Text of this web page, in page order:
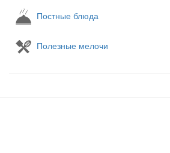
Постные блюда
Полезные мелочи